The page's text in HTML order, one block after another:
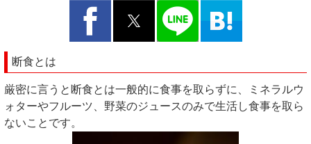
断食とは
厳密に言うと断食とは一般的に食事を取らずに、ミネラルウ
ォターやフルーツ、野菜のジュースのみで生活し食事を取ら
ないことです。